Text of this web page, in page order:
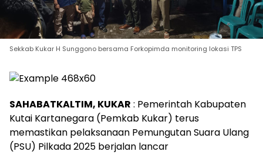
Sekkab Kukar H Sunggono bersama Forkopimda monitoring lokasi TPS
SAHABATKALTIM, KUKAR : Pemerintah Kabupaten
Kutai Kartanegara (Pemkab Kukar) terus
memastikan pelaksanaan Pemungutan Suara Ulang
(PSU) Pilkada 2025 berjalan lancar